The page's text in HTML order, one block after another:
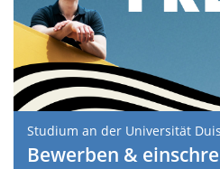
Studium an der Universität
Bewerben &